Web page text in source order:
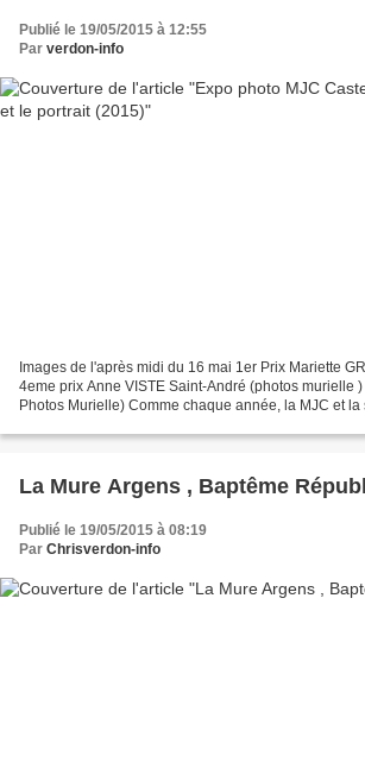
Publié le 19/05/2015 à 12:55
Par verdon-info
Images de l'après midi du 16 mai 1er Prix Mariette GRAS Entrages , puis le
4eme prix Anne VISTE Saint-André (photos murielle ) Pendant les discours (
Photos Murielle) Comme chaque année, la MJC et la section photo
La Mure Argens , Baptême
Publié le 19/05/2015 à 08:19
Par Chrisverdon-info